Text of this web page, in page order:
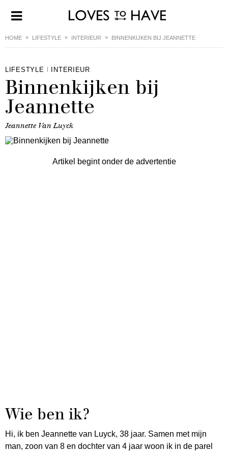
HOME LIFESTYLE INTERIEUR BINNENKIJKEN BIJ JEANNETTE
LIFESTYLE INTERIEUR
Binnenkijken bij
Jeannette
Jeannette Van Luyck
Artikel begint onder de advertentie
Wie ben ik?
Hi, ik ben Jeannette van Luyck, 38 jaar. Samen met mijn
man, zoon van 8 en dochter van 4 jaar woon ik in de parel